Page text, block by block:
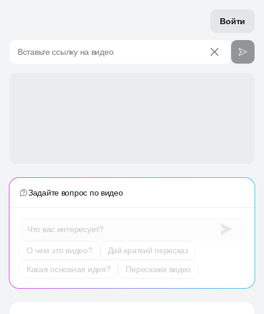
Войти
Вставьте ссылку на видео
Задайте вопрос по видео
Что вас интересует?
О чем это видео?
Дай краткий пересказ
Какая основная идея?
Перескажи видео